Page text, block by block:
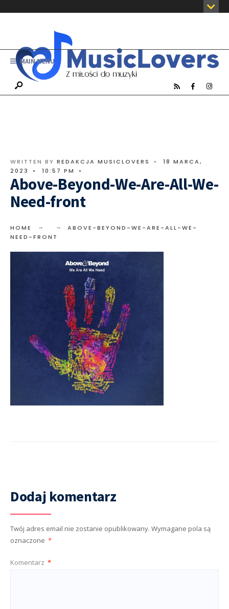
MAIN MENU
WRITTEN BY REDAKCJA MUSICLOVERS •
18 MARCA,
2023
• 10:57 PM •
Above-Beyond-We-Are-All-We-
Need-front
HOME
ABOVE-BEYOND-WE-ARE-ALL-WE-
NEED-FRONT
Dodaj komentarz
Twój adres email nie zostanie opublikowany. Wymagane pola są
oznaczone *
Komentarz *